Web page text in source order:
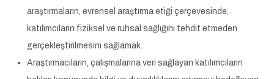
araştırmaların, evrensel araştırma etiği çerçevesinde,
katılımcıların fiziksel ve ruhsal sağlığını tehdit etmeden
gerçekleştirilmesini sağlamak.
Araştırmacıların, çalışmalarına veri sağlayan katılımcıların